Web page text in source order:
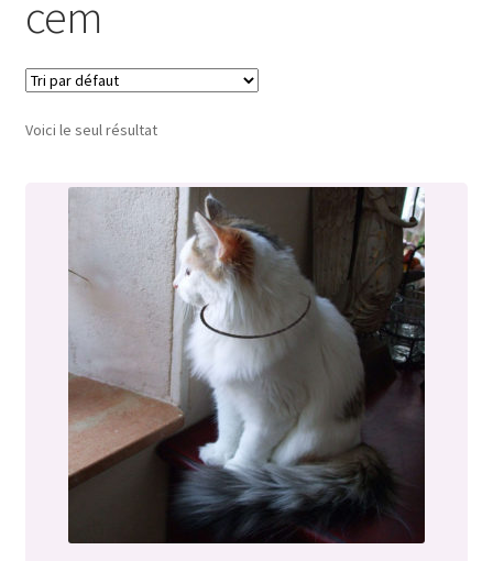
BIJOUX & MINÉRAUX
LIVRES ET ARTS DIVINATOIRES
PRODUITS DE BIEN ÊTRE
cem
Voici le seul résultat